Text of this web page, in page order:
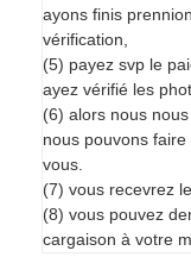
ayons finis
vérification,
(5) payez svp le
ayez vérifié les
(6) alors nous
nous pouvons
vous.
(7) vous recevrez
(8) vous pouvez
cargaison à votre